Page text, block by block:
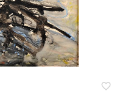
favorite_border